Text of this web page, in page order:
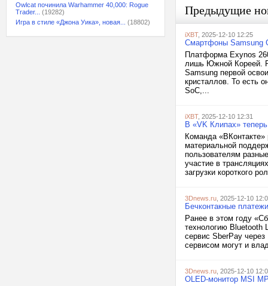
Owlcat починила Warhammer 40,000: Rogue
Trader...
(19282)
Игра в стиле «Джона Уика», новая...
(18802)
Предыдущие
iXBT, 2025-12-10 12:25
Смартфоны Samsung
Платформа Exynos
лишь Южной Кореей.
Samsung первой
кристаллов. То есть
SoC,...
iXBT, 2025-12-10 12:31
В «VK Клипах»
Команда
материальной
пользователям
участие в
загрузки короткого
3Dnews.ru , 2025-12-10
Бечконтакные
Ранее в этом году
технологию Bluetooth
сервис SberPay
сервисом могут и
3Dnews.ru , 2025-12-10
OLED-монитор MSI